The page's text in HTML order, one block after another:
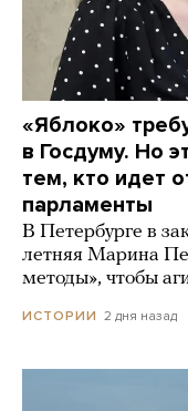
«Яблоко»
в Госдуму. Но
тем, кто идет
парламенты
В Петербурге в
летняя Марина
методы», чтобы
ИСТОРИИ 2 дня назад